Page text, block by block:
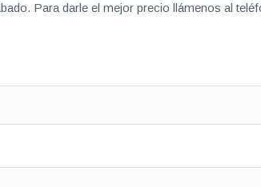
Para darle el mejor precio llámenos al